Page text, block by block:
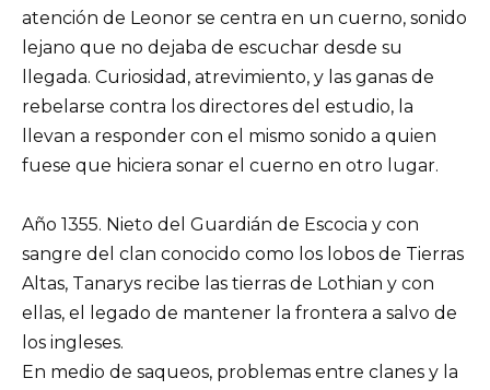
atención de Leonor se centra en un cuerno, sonido
lejano que no dejaba de escuchar desde su
llegada. Curiosidad, atrevimiento, y las ganas de
rebelarse contra los directores del estudio, la
llevan a responder con el mismo sonido a quien
fuese que hiciera sonar el cuerno en otro lugar.
Año 1355. Nieto del Guardián de Escocia y con
sangre del clan conocido como los lobos de Tierras
Altas, Tanarys recibe las tierras de Lothian y con
ellas, el legado de mantener la frontera a salvo de
los ingleses.
En medio de saqueos, problemas entre clanes y la